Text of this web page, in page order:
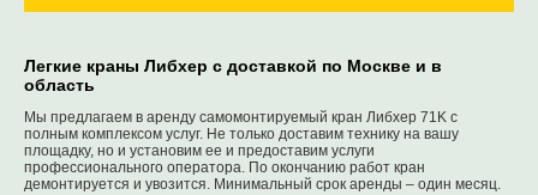
Легкие краны Либхер с доставкой по Москве и в
область
Мы предлагаем в аренду самомонтируемый кран Либхер 71K с
полным комплексом услуг. Не только доставим технику на вашу
площадку, но и установим ее и предоставим услуги
профессионального оператора. По окончанию работ кран
демонтируется и увозится. Минимальный срок аренды – один месяц.